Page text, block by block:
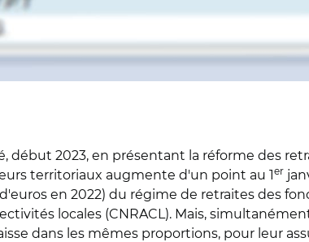
2023, en présentant la réforme des
territoriaux augmente d'un point au 1er
en 2022) du régime de retraites des
locales (CNRACL). Mais,
dans les mêmes proportions, pour leur